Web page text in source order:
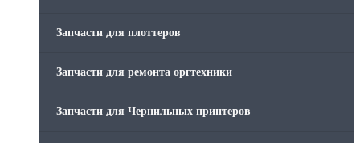
Запчасти для плоттеров
Запчасти для ремонта оргтехники
Запчасти для Чернильных принтеров